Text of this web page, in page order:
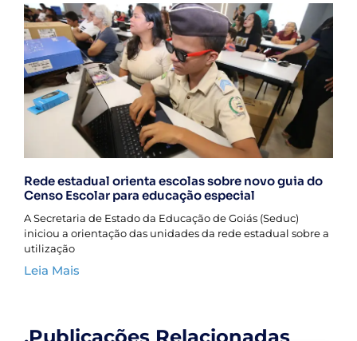
Rede estadual orienta escolas sobre novo guia do
Censo Escolar para educação especial
A Secretaria de Estado da Educação de Goiás (Seduc)
iniciou a orientação das unidades da rede estadual sobre a
utilização
Leia Mais